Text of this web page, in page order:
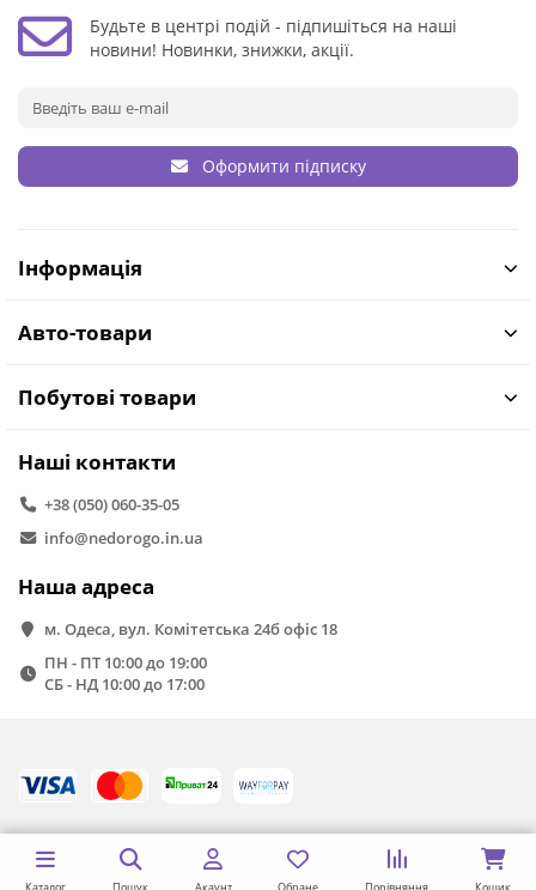
Будьте в центрі подій - підпишіться на наші
новини! Новинки, знижки, акції.
Оформити підписку
Інформація
Авто-товари
Побутові товари
Наші контакти
+38 (050) 060-35-05
info@nedorogo.in.ua
Наша адреса
м. Одеса, вул. Комітетська 24б офіс 18
ПН - ПТ 10:00 до 19:00
СБ - НД 10:00 до 17:00
Каталог Пошук Акаунт Обране Порівняння Кошик